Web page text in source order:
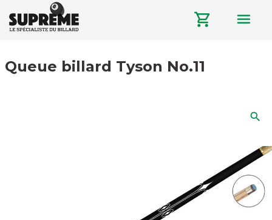
shopping_cart menu
Queue billard Tyson No.11
search